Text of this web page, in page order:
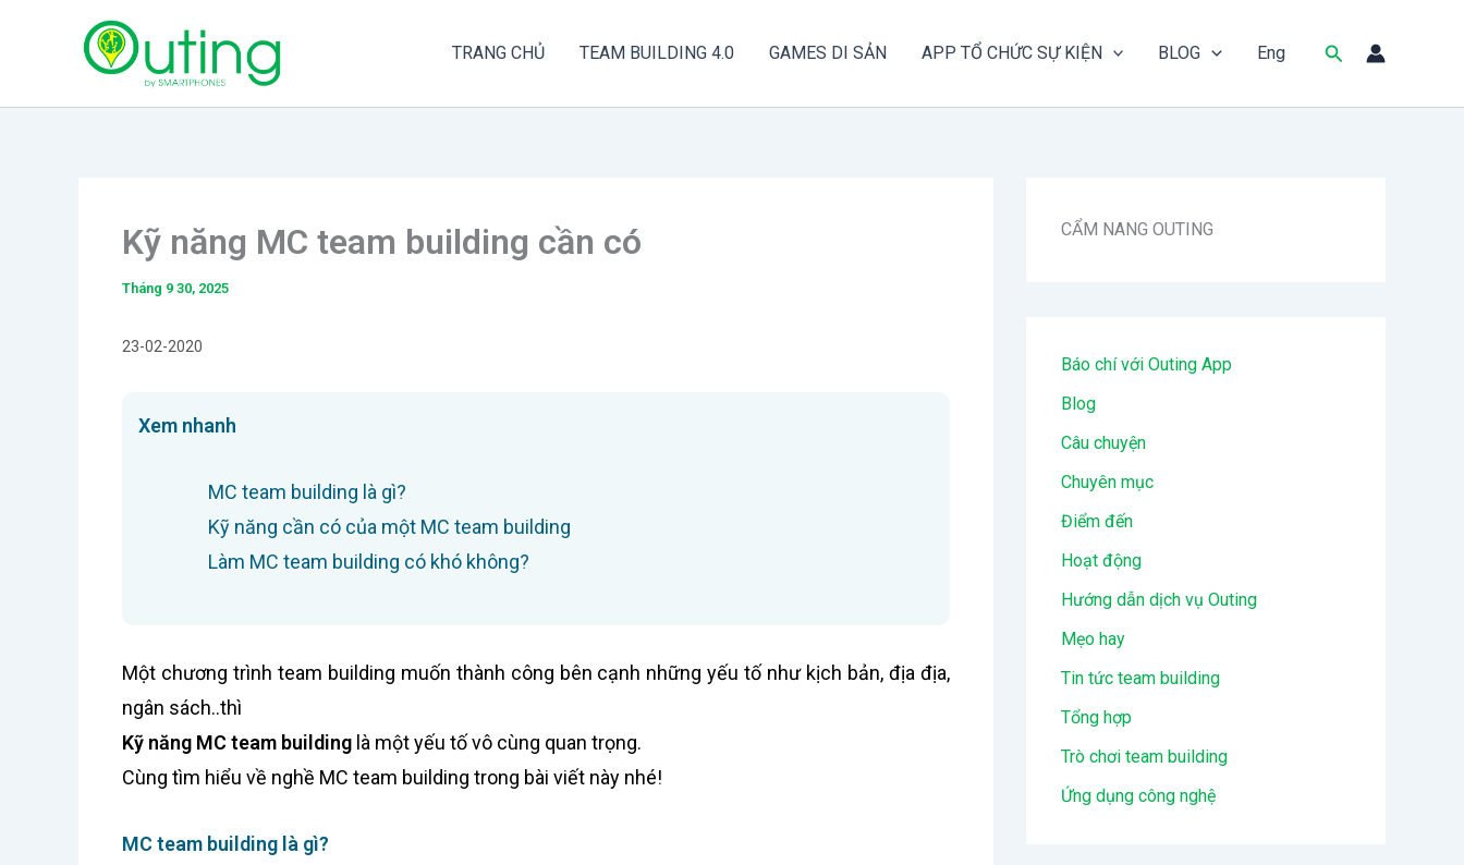
TRANG CHỦ TEAM BUILDING 4.0 GAMES DI SẢN APP TỔ CHỨC SỰ KIỆN BLOG Eng
Tìm
Kỹ năng MC team building cần có
Tháng 9 30, 2025
23-02-2020
Xem nhanh
MC team building là gì?
Kỹ năng cần có của một MC team building
Làm MC team building có khó không?
Một chương trình team building muốn thành công bên cạnh những yếu tố như kịch bản, địa địa,
ngân sách..thì
Kỹ năng MC team building là một yếu tố vô cùng quan trọng.
Cùng tìm hiểu về nghề MC team building trong bài viết này nhé!
MC team building là gì?
CẨM NANG OUTING
Báo chí với Outing App
Blog
Câu chuyện
Chuyên mục
Điểm đến
Hoạt động
Hướng dẫn dịch vụ Outing
Mẹo hay
Tin tức team building
Tổng hợp
Trò chơi team building
Ứng dụng công nghệ